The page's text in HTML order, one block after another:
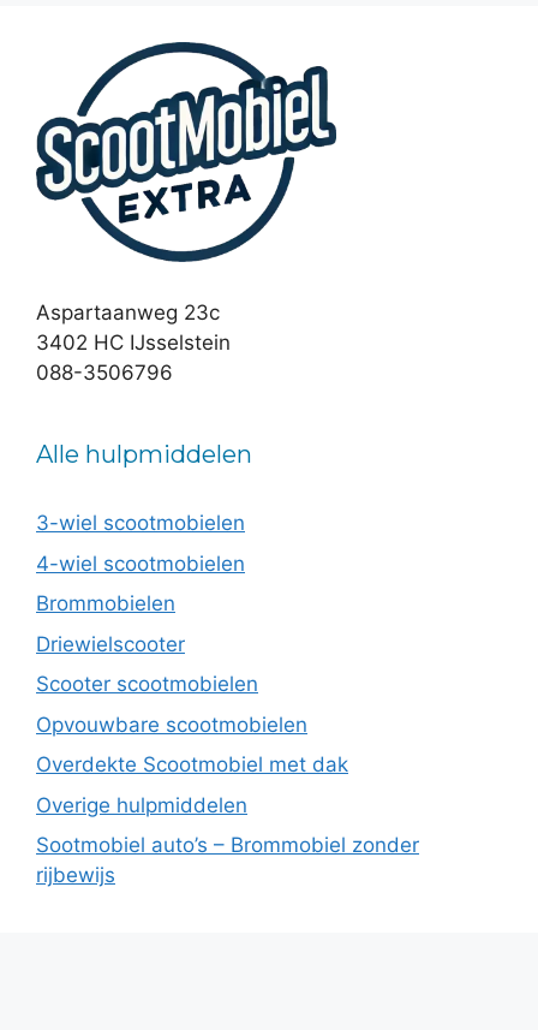
Aspartaanweg 23c
3402 HC IJsselstein
088-3506796
Alle hulpmiddelen
3-wiel scootmobielen
4-wiel scootmobielen
Brommobielen
Driewielscooter
Scooter scootmobielen
Opvouwbare scootmobielen
Overdekte Scootmobiel met dak
Overige hulpmiddelen
Sootmobiel auto’s – Brommobiel zonder
rijbewijs